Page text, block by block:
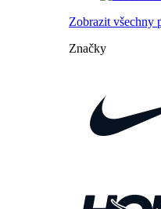
Zobrazit všechny
Značky